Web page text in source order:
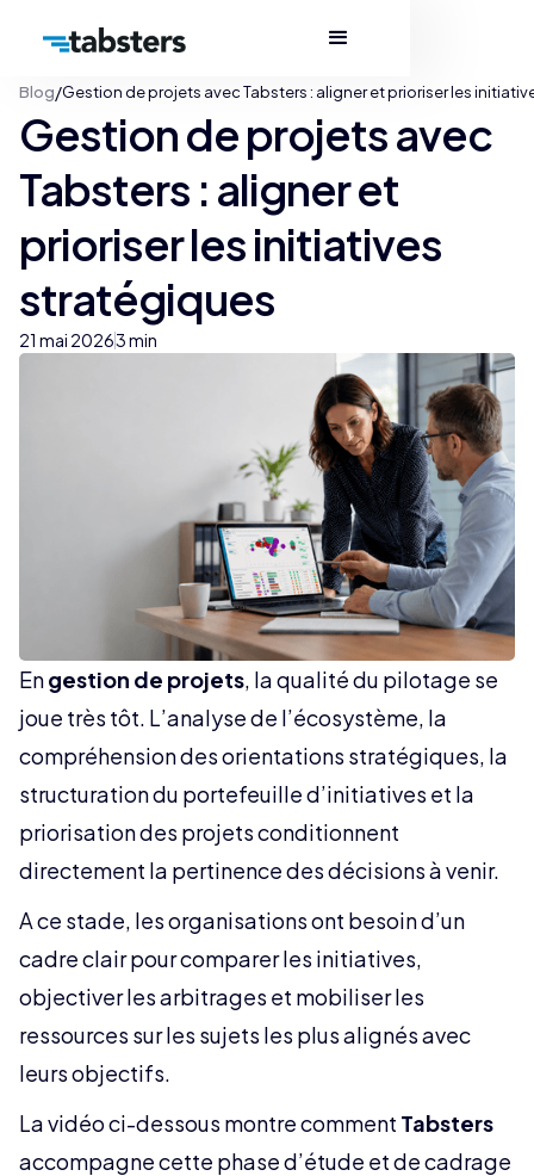
Blog/Gestion de projets avec Tabsters : aligner et prioriser les
Gestion de projets avec
Tabsters : aligner et
prioriser les initiatives
stratégiques
21 mai 20263 min
Engestion de projets, la qualité du pilotage se
joue très tôt. L’analyse de l’écosystème, la
compréhension des orientations stratégiques, la
structuration du portefeuille d’initiatives et la
priorisation des projets conditionnent
directement la pertinence des décisions à venir.
A ce stade, les organisations ont besoin d’un
cadre clair pour comparer les initiatives,
objectiver les arbitrages et mobiliser les
ressources sur les sujets les plus alignés avec
leurs objectifs.
La vidéo ci-dessous montre comment Tabsters
accompagne cette phase d’étude et de cadrage